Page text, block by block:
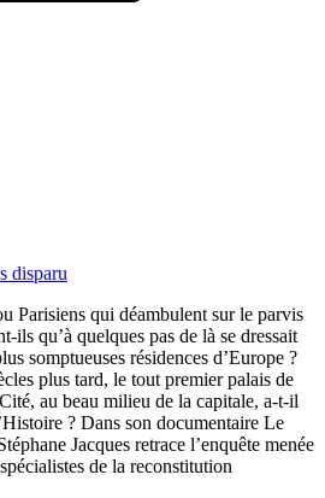
disparu
Parisiens qui déambulent sur le parvis
ils qu’à quelques pas de là se dressait
somptueuses résidences d’Europe ?
plus tard, le tout premier palais de
au beau milieu de la capitale, a-t-il
? Dans son documentaire Le
Jacques retrace l’enquête menée
de la reconstitution